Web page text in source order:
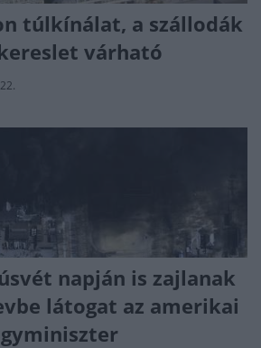
túlkínálat, a szállodák
várható
napján is zajlanak
látogat az amerikai